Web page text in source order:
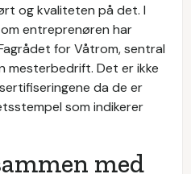
og kvaliteten på det. I
entreprenøren har
for Våtrom, sentral
mesterbedrift. Det er ikke
da de er
som indikerer
med